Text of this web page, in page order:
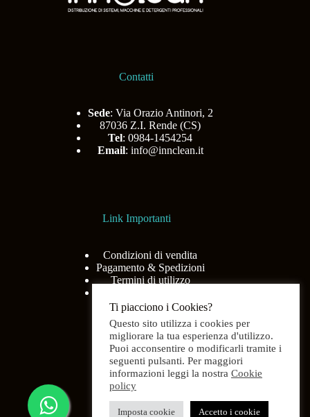
Contatti
Sede: Via Orazio Antinori, 2
87036 Z.I. Rende (CS)
Tel: 0984-1454254
Email: info@innclean.it
Link Importanti
Condizioni di vendita
Pagamento & Spedizioni
Termini di utilizzo
Menù
Shop
Ti piacciono i Cookies?
Questo sito utilizza i cookies per
migliorare la tua esperienza d'utilizzo.
Puoi acconsentire o modificarli tramite i
seguenti pulsanti. Per maggiori
informazioni leggi la nostra Cookie
policy
Imposta cookie Accetto i cookie